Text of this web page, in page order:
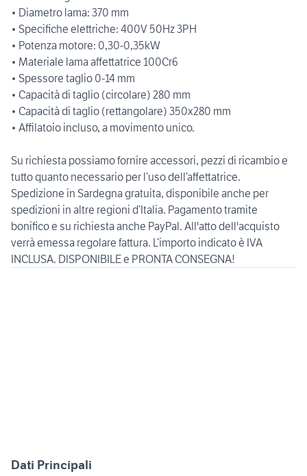
• Diametro lama: 370 mm
• Specifiche elettriche: 400V 50Hz 3PH
• Potenza motore: 0,30-0,35kW
• Materiale lama affettatrice 100Cr6
• Spessore taglio 0-14 mm
• Capacità di taglio (circolare) 280 mm
• Capacità di taglio (rettangolare) 350x280 mm
• Affilatoio incluso, a movimento unico.
Su richiesta possiamo fornire accessori, pezzi di ricambio e
tutto quanto necessario per l’uso dell’affettatrice.
Spedizione in Sardegna gratuita, disponibile anche per
spedizioni in altre regioni d’Italia. Pagamento tramite
bonifico e su richiesta anche PayPal. All'atto dell'acquisto
verrà emessa regolare fattura. L’importo indicato è IVA
INCLUSA. DISPONIBILE e PRONTA CONSEGNA!
Dati Principali